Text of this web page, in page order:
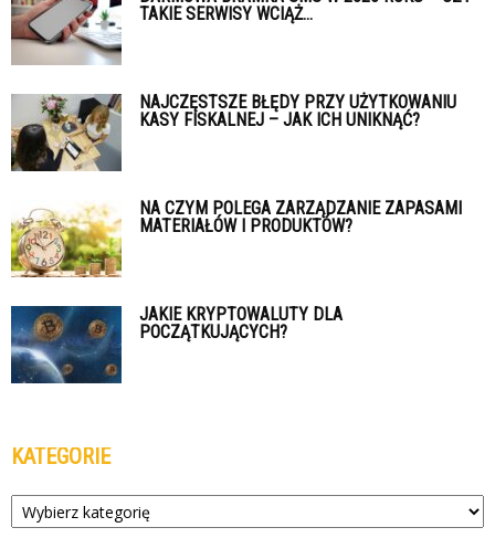
TAKIE SERWISY WCIĄŻ...
NAJCZĘSTSZE BŁĘDY PRZY UŻYTKOWANIU
KASY FISKALNEJ – JAK ICH UNIKNĄĆ?
NA CZYM POLEGA ZARZĄDZANIE ZAPASAMI
MATERIAŁÓW I PRODUKTÓW?
JAKIE KRYPTOWALUTY DLA
POCZĄTKUJĄCYCH?
KATEGORIE
Kategorie